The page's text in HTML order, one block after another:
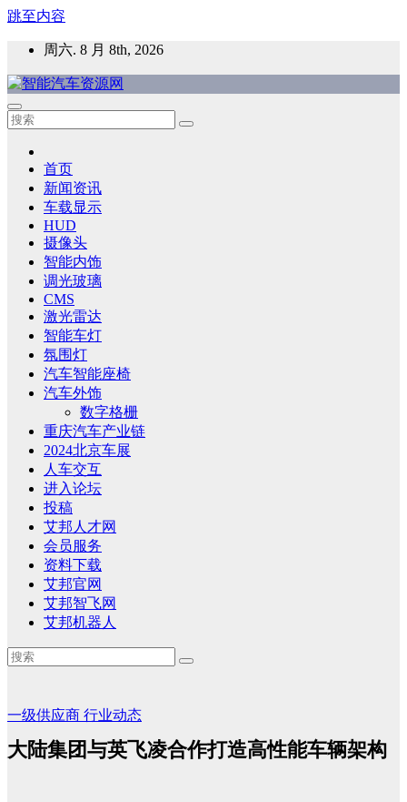
跳至内容
周六. 8 月 8th, 2026
智能汽车资源网
智能表面，智能内饰，新能源汽车，HMI，人车交互，智能车
首页
新闻资讯
车载显示
HUD
摄像头
智能内饰
调光玻璃
CMS
激光雷达
智能车灯
氛围灯
汽车智能座椅
汽车外饰
数字格栅
重庆汽车产业链
2024北京车展
人车交互
进入论坛
投稿
艾邦人才网
会员服务
资料下载
艾邦官网
艾邦智飞网
艾邦机器人
一级供应商 行业动态
大陆集团与英飞凌合作打造高性能车辆架构